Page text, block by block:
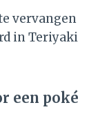
vervangen
in Teriyaki
een poké